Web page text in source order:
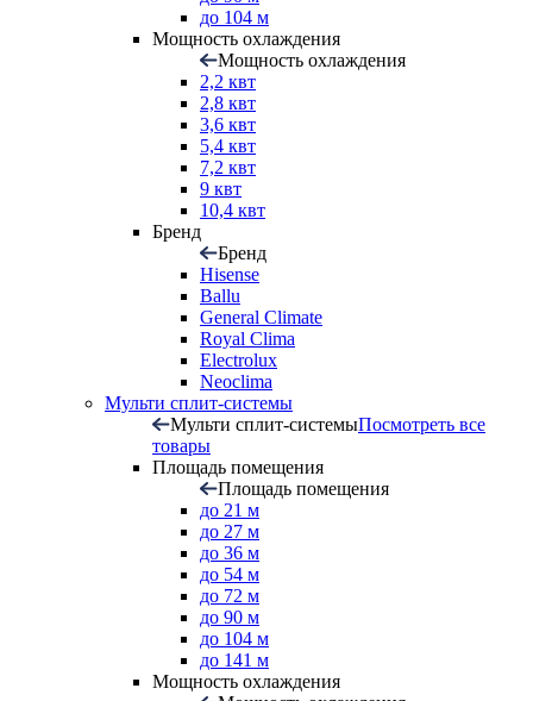
до 104 м
Мощность охлаждения
Мощность охлаждения
2,2 квт
2,8 квт
3,6 квт
5,4 квт
7,2 квт
9 квт
10,4 квт
Бренд
Бренд
Hisense
Ballu
General Climate
Royal Clima
Electrolux
Neoclima
Мульти сплит-системы
Мульти сплит-системыПосмотреть все
товары
Площадь помещения
Площадь помещения
до 21 м
до 27 м
до 36 м
до 54 м
до 72 м
до 90 м
до 104 м
до 141 м
Мощность охлаждения